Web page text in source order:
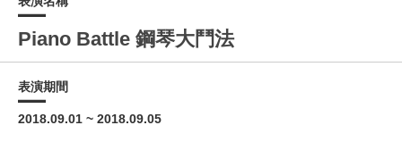
Piano Battle 鋼琴大鬥法
表演期間
2018.09.01 ~ 2018.09.05